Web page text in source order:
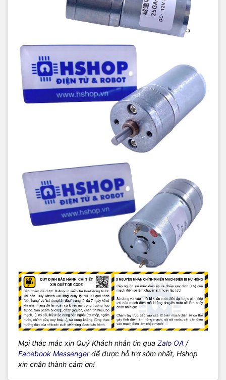
Mọi thắc mắc xin Quý Khách nhắn tin qua Zalo OA /
Facebook Messengerđể được hỗ trợ sớm nhất, Hshop
xin chân thành cảm ơn!